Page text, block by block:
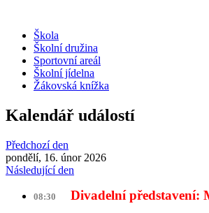
Škola
Školní družina
Sportovní areál
Školní jídelna
Žákovská knížka
Kalendář událostí
Předchozí den
pondělí, 16. únor 2026
Následující den
08:30 Divadelní představení: